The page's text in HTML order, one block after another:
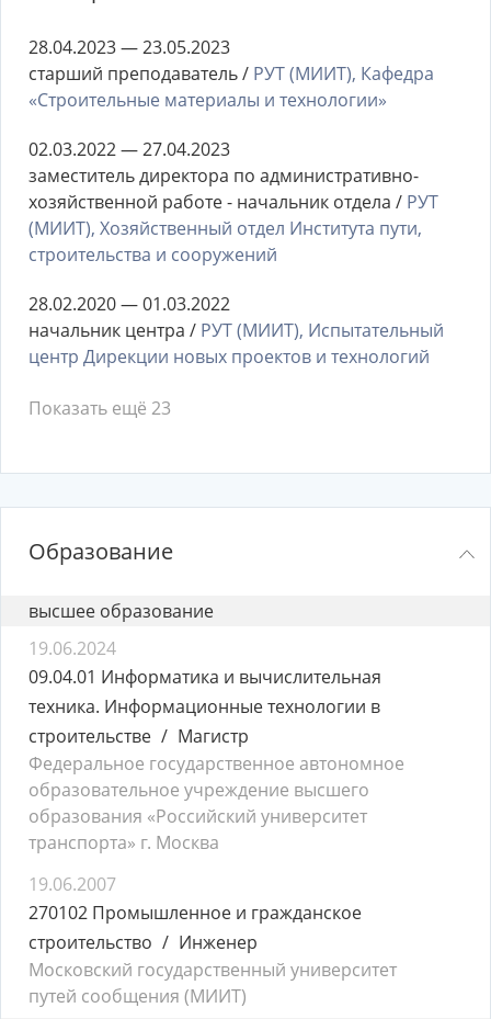
28.04.2023 — 23.05.2023
старший преподаватель / РУТ (МИИТ), Кафедра
«Строительные материалы и технологии»
02.03.2022 — 27.04.2023
заместитель директора по административно-
хозяйственной работе - начальник отдела / РУТ
(МИИТ), Хозяйственный отдел Института пути,
строительства и сооружений
28.02.2020 — 01.03.2022
начальник центра / РУТ (МИИТ), Испытательный
центр Дирекции новых проектов и технологий
Показать ещё 23
Образование
высшее образование
19.06.2024
09.04.01 Информатика и вычислительная
техника. Информационные технологии в
строительстве
Магистр
Федеральное государственное автономное
образовательное учреждение высшего
образования «Российский университет
транспорта» г. Москва
19.06.2007
270102 Промышленное и гражданское
строительство
Инженер
Московский государственный университет
путей сообщения (МИИТ)